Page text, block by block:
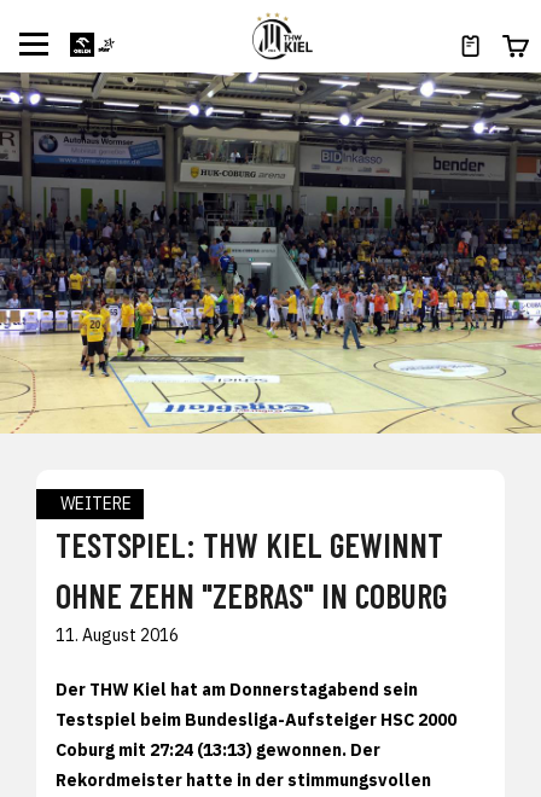
WEITERE
TESTSPIEL: THW KIEL GEWINNT
OHNE ZEHN "ZEBRAS" IN COBURG
11. August 2016
Der THW Kiel hat am Donnerstagabend sein
Testspiel beim Bundesliga-Aufsteiger HSC 2000
Coburg mit 27:24 (13:13) gewonnen. Der
Rekordmeister hatte in der stimmungsvollen